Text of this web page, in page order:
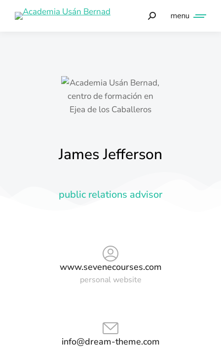
menu
James Jefferson
public relations advisor
www.sevenecourses.com
personal website
info@dream-theme.com